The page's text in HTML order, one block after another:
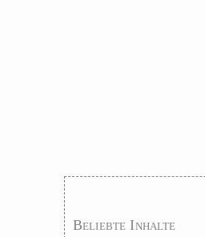
Beliebte Inhalte